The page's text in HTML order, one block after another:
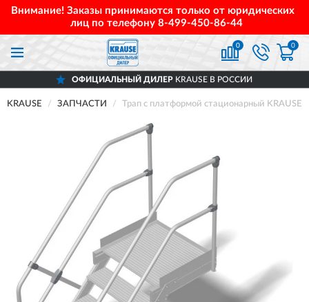
Внимание! Заказы принимаются только от юридических
лиц по телефону 8-499-450-86-44
0 0
ОФИЦИАЛЬНЫЙ ДИЛЕРKRAUSE В РОССИИ
KRAUSE ЗАПЧАСТИ Трап с платформой стационарный KRAUSE